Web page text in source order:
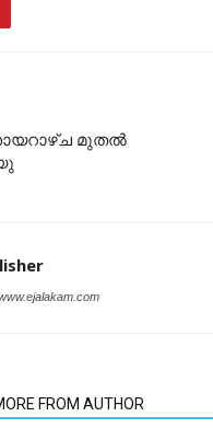
മുതൽ
FROM AUTHOR